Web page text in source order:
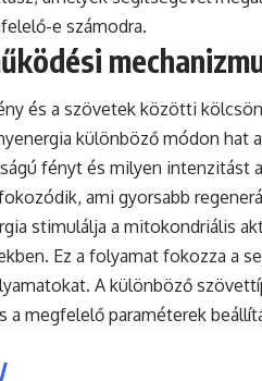
e számodra.
és a szövetek közötti
különböző módon hat
fényt és milyen intenzitást
ami gyorsabb
stimulálja a mitokondriális
Ez a folyamat fokozza a
A különböző
megfelelő paraméterek